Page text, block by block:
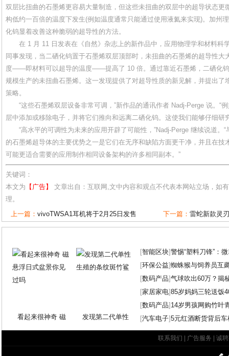
双层比扭曲的石墨烯更容易大量制造，但这些未扭曲的双层中的超导状态更
构低约一百倍的温度下发生(例如温度通常只能通过使用液氦来实现)。加州
化钨显着改善这种脆弱的超导性的方法。
在 1 月 11 日发表在《自然》杂志上的新作品中，应用物理学和材料科
同事发现，当二硒化钨置于石墨烯双层顶部时，未扭曲的石墨烯的超导性大
度——即材料可以超导的温度——提高了 10 倍。通过靠近石墨烯，二硒化钨
规模生产的未扭曲石墨烯。这一发现提供了对超导性质的新见解，并提出了
策略。
“这些石墨烯双层设备非常可调，”新作品的通讯作者 Nadj-Perge 说。“
层中添加或移除电子，并将它们推向和远离二硒化钨。这使我们能够仔细研
“高水平的可调性为未来的应用开辟了可能性，”Nadj-Perge 继续说道。“
的石墨烯超导体的主要优势之一是它们在无序和缺陷方面更干净，并且在技
可能更适合需要的应用制作相同设备架构的许多相同副本。”
关键词：
本文为 【广告】
文章出自：互联网,文中内容和观点不代表本网站立场，如
理。
上一篇： vivoTWSA1耳机将于2月25日发售 下一篇： 雷蛇新款灵
看起来很神奇 磁 发现第二代单性
[智能区块]警惕“塑料刀锋”：
[环保公益]蜘蛛猴与饲养员互
[数码产品]气球吹出60万？揭
[家居家电]85岁妈妈三轮送饭
[数码产品] 14岁男孩网购竹叶
[汽车电子]5元红酒断货背后
联系我们 广告服务 诚